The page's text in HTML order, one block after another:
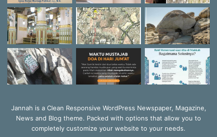
Jannah is a Clean Responsive WordPress Newspaper, Magazine,
News and Blog theme. Packed with options that allow you to
completely customize your website to your needs.